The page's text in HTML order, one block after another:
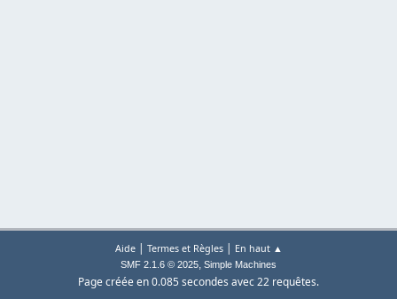
Aide| Termes et Règles| En haut ▲
SMF 2.1.6 © 2025, Simple Machines
Page créée en 0.085 secondes avec 22 requêtes.